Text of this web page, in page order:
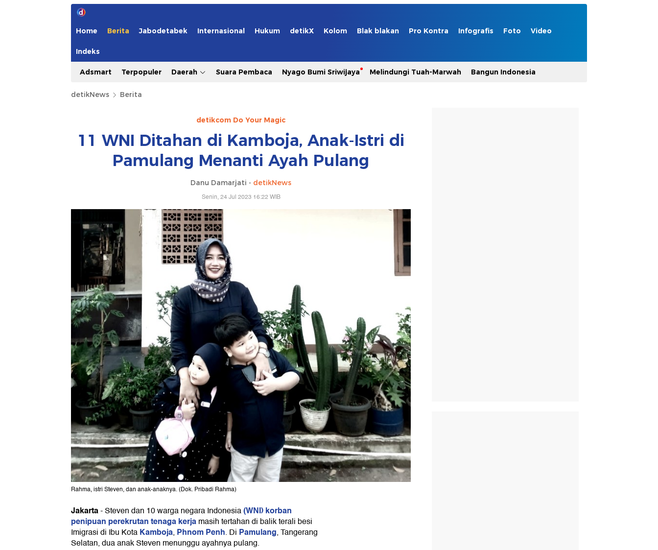
Home Berita Jabodetabek Internasional Hukum detikX Kolom Blak blakan Pro Kontra Infografis Foto Video
Indeks
Adsmart Terpopuler Daerah Suara Pembaca Nyago Bumi Sriwijaya Melindungi Tuah-Marwah Bangun Indonesia
detikNews Berita
detikcom Do Your Magic
11 WNI Ditahan di Kamboja, Anak-Istri di
Pamulang Menanti Ayah Pulang
Danu Damarjati - detikNews
Senin, 24 Jul 2023 16:22 WIB
Rahma, istri Steven, dan anak-anaknya. (Dok. Pribadi Rahma)
Jakarta-Steven dan 10 warga negara Indonesia(WNI) korban
penipuan perekrutan tenaga kerjamasih tertahan di balik terali besi
Imigrasi di Ibu KotaKamboja, Phnom Penh. Di Pamulang, Tangerang
Selatan, dua anak Steven menunggu ayahnya pulang.